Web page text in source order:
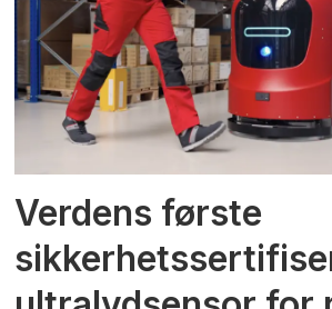
Verdens første